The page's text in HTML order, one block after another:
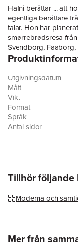
Hafni berättar ... att
egentliga berättare
talar. Hon har
smørrebrødsresa
Svendborg, Faaborg,
stora
Resan var tänkt att
ungefär en månad.
fel på vägen.
Helle Helles nya
rådets litteraturpris
Utgivningsdatum
Mått
Vikt
Format
Språk
Antal sidor
ISBN
Originaltitel
Tillhör följande
Moderna och
Mer från